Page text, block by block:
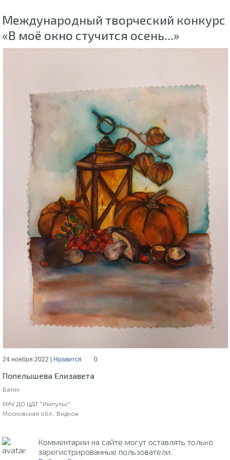
Международный творческий конкурс
«В моё окно стучится осень...»
24 ноября 2022 | Нравится 0
Попелышева Елизавета
Батик
МАУ ДО ЦДТ "Импульс"
Московская обл., Видное
Комментарии на сайте могут оставлять только
зарегистрированные пользователи.